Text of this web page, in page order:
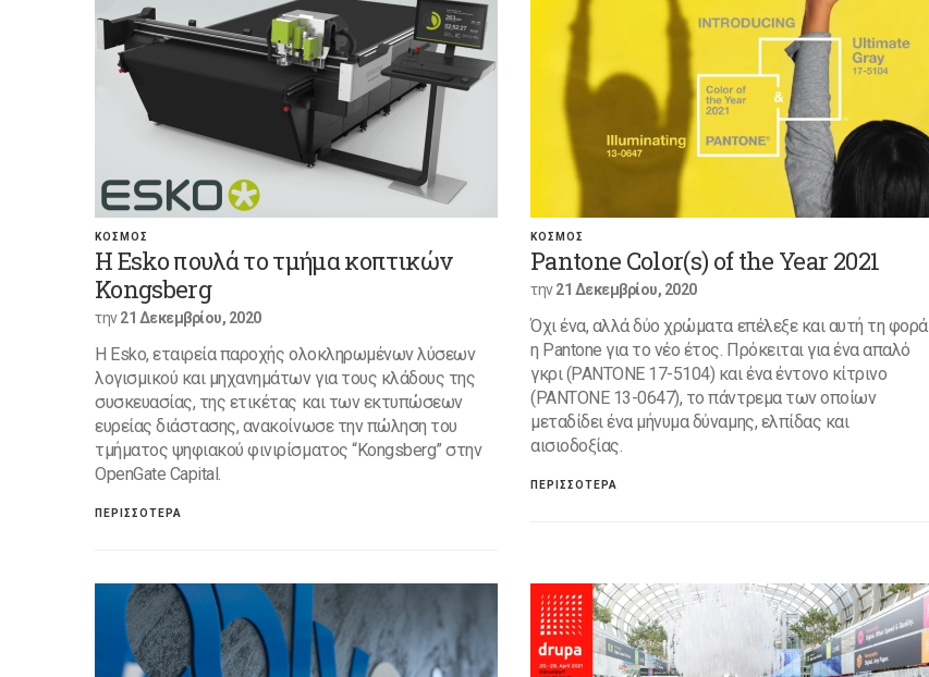
ΚΟΣΜΟΣ
Η Esko πουλά το τμήμα κοπτικών
Kongsberg
την21 Δεκεμβρίου, 2020
Η Esko, εταιρεία παροχής ολοκληρωμένων λύσεων
λογισμικού και μηχανημάτων για τους κλάδους της
συσκευασίας, της ετικέτας και των εκτυπώσεων
ευρείας διάστασης, ανακοίνωσε την πώληση του
τμήματος ψηφιακού φινιρίσματος “Kongsberg” στην
OpenGate Capital.
ΠΕΡΙΣΣΟΤΕΡΑ
ΚΟΣΜΟΣ
Pantone Color(s) of the Year 2021
την21 Δεκεμβρίου, 2020
Όχι ένα, αλλά δύο χρώματα επέλεξε και αυτή τη φορά
η Pantone για το νέο έτος. Πρόκειται για ένα απαλό
γκρι (PANTONE 17-5104) και ένα έντονο κίτρινο
(PANTONE 13-0647), το πάντρεμα των οποίων
μεταδίδει ένα μήνυμα δύναμης, ελπίδας και
αισιοδοξίας.
ΠΕΡΙΣΣΟΤΕΡΑ